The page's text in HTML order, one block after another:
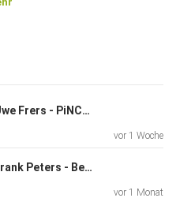
der akf bank und
man seinen Kunden
Brötchenservice mit Uwe Frers - PiNCAMP
vor 1 Woche
Brötchenservice mit Frank Peters - Bergstrom
vor 1 Monat